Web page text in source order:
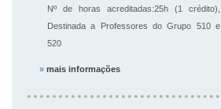
Nº de horas acreditadas:25h (1 crédito),
Destinada a Professores do Grupo 510 e
520
» mais informações